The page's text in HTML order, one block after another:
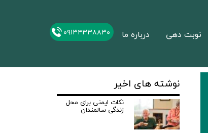
۰۹۱۳۴۳۳۸۸۳۰ نوبت دهی درباره ما
نوشته های اخیر
نکات ایمنی برای محل
زندگی سالمندان